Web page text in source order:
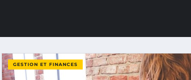
GESTION ET FINANCES